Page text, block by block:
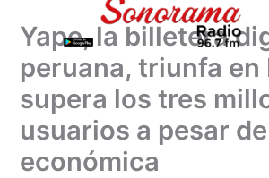
Yape, la billetera
peruana, triunfa en
supera los tres
usuarios a pesar
económica